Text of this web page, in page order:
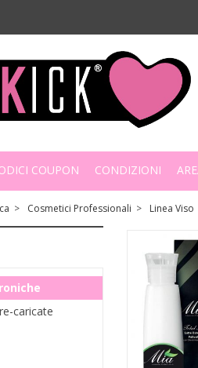
COUPON CONDIZIONI
> Cosmetici Professionali > Linea Viso
caricate